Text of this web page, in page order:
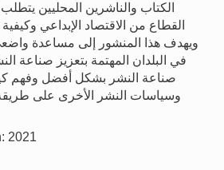
الكتاب والناشرين المحليين
القطاع من الاقتصاد الإبداعي وكيفية
ويهدف هذا المنشور إلى مساعدة
في البلدان المهتمة بتعزيز صناعة
صناعة النشر بشكل أفضل وفهم
وسياسات النشر الأخرى على
2021